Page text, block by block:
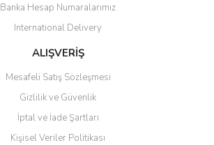
Banka Hesap Numaralarımız
International Delivery
ALIŞVERİŞ
Mesafeli Satış Sözleşmesi
Gizlilik ve Güvenlik
İptal ve İade Şartları
Kişisel Veriler Politikası